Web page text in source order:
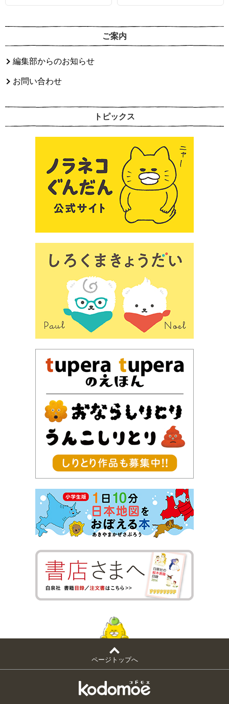
ご案内
編集部からのお知らせ
お問い合わせ
トピックス
ページトップへ